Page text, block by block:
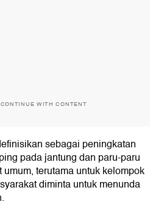
WITH CONTENT
sebagai peningkatan
pada jantung dan paru-paru
terutama untuk kelompok
diminta untuk menunda